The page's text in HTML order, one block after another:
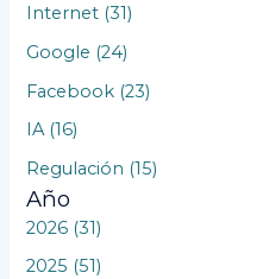
Internet (31)
Google (24)
Facebook (23)
IA (16)
Regulación (15)
Año
2026 (31)
2025 (51)